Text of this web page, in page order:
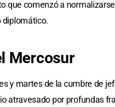
que comenzó a
diplomático.
Mercosur
y martes de la cumbre de
atravesado por profundas